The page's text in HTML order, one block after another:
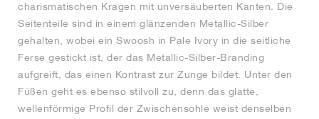
charismatischen Kragen mit unversäuberten Kanten. Die
Seitenteile sind in einem glänzenden Metallic-Silber
gehalten, wobei ein Swoosh in Pale Ivory in die seitliche
Ferse gestickt ist, der das Metallic-Silber-Branding
aufgreift, das einen Kontrast zur Zunge bildet. Unter den
Füßen geht es ebenso stilvoll zu, denn das glatte,
wellenförmige Profil der Zwischensohle weist denselben